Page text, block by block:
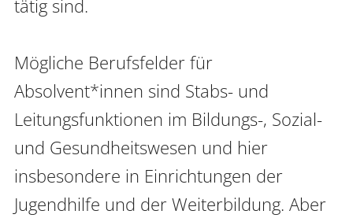
tätig sind.
Mögliche Berufsfelder für
Absolvent*innen sind Stabs- und
Leitungsfunktionen im Bildungs-, Sozial-
und Gesundheitswesen und hier
insbesondere in Einrichtungen der
Jugendhilfe und der Weiterbildung. Aber